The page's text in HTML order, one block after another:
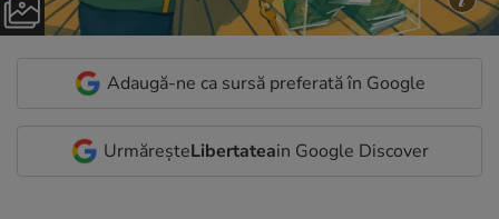
Adaugă-ne ca sursă preferată în Google
UrmăreșteLibertateain Google Discover